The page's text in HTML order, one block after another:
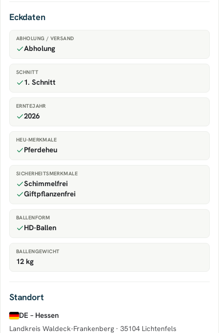
Eckdaten
ABHOLUNG / VERSAND
Abholung
SCHNITT
1. Schnitt
ERNTEJAHR
2026
HEU-MERKMALE
Pferdeheu
SICHERHEITSMERKMALE
Schimmelfrei
Giftpflanzenfrei
BALLENFORM
HD-Ballen
BALLENGEWICHT
12 kg
Standort
DE – Hessen
Landkreis Waldeck-Frankenberg · 35104 Lichtenfels